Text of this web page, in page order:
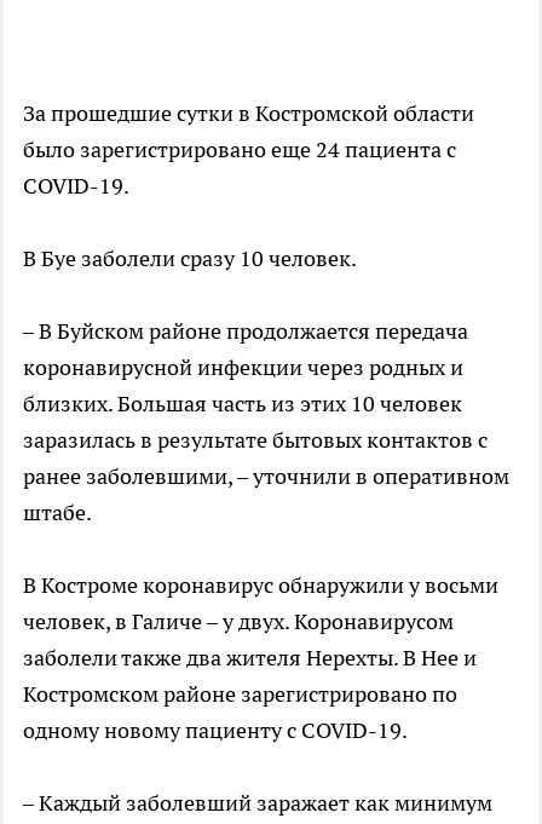
За прошедшие сутки в Костромской области
было зарегистрировано еще 24 пациента с
COVID-19.
В Буе заболели сразу 10 человек.
– В Буйском районе продолжается передача
коронавирусной инфекции через родных и
близких. Большая часть из этих 10 человек
заразилась в результате бытовых контактов с
ранее заболевшими, – уточнили в оперативном
штабе.
В Костроме коронавирус обнаружили у восьми
человек, в Галиче – у двух. Коронавирусом
заболели также два жителя Нерехты. В Нее и
Костромском районе зарегистрировано по
одному новому пациенту с COVID-19.
– Каждый заболевший заражает как минимум